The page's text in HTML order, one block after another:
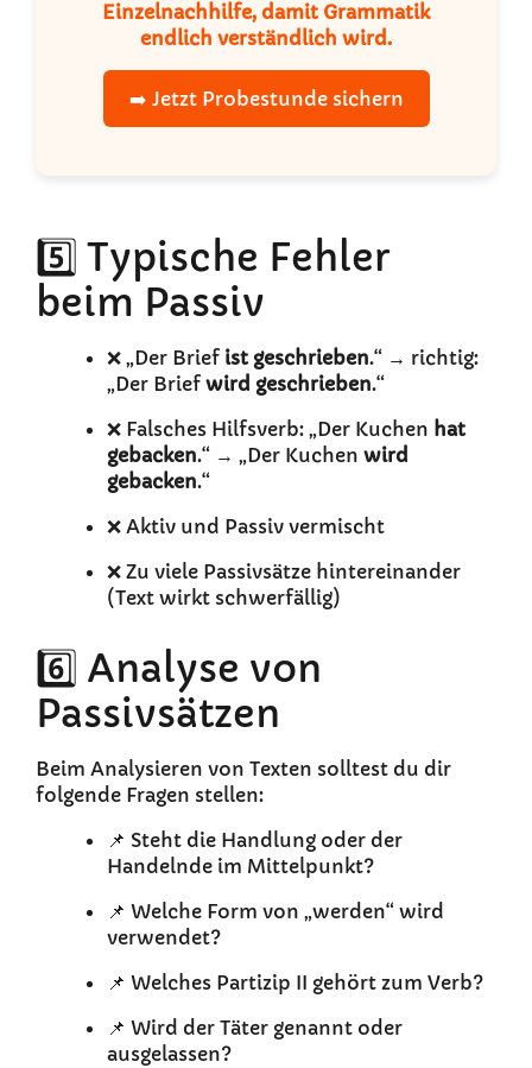
Einzelnachhilfe, damit Grammatik
endlich verständlich wird.
➡️ Jetzt Probestunde sichern
5️⃣ Typische Fehler
beim Passiv
❌ „Der Brief ist geschrieben.“ → richtig:
„Der Brief wird geschrieben.“
❌ Falsches Hilfsverb: „Der Kuchen hat
gebacken.“ → „Der Kuchen wird
gebacken.“
❌ Aktiv und Passiv vermischt
❌ Zu viele Passivsätze hintereinander
(Text wirkt schwerfällig)
6️⃣ Analyse von
Passivsätzen
Beim Analysieren von Texten solltest du dir
folgende Fragen stellen:
📌 Steht die Handlung oder der
Handelnde im Mittelpunkt?
📌 Welche Form von „werden“ wird
verwendet?
📌 Welches Partizip II gehört zum Verb?
📌 Wird der Täter genannt oder
ausgelassen?